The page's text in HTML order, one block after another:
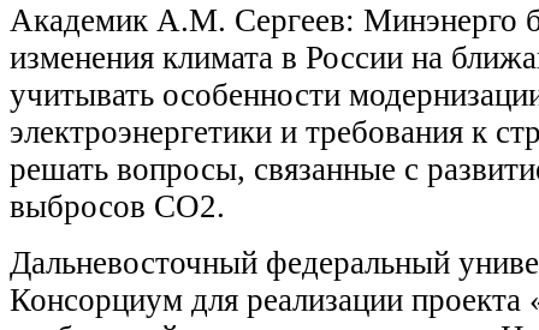
Академик А.М. Сергеев: Минэнерго
изменения климата в России на
учитывать особенности
электроэнергетики и требования к
решать вопросы, связанные с
выбросов СО2.
Дальневосточный федеральный
Консорциум для реализации